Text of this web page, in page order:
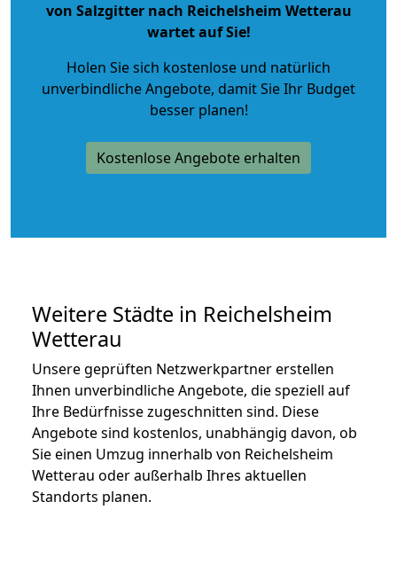
von Salzgitter nach Reichelsheim Wetterau
wartet auf Sie!
Holen Sie sich kostenlose und natürlich
unverbindliche Angebote, damit Sie Ihr Budget
besser planen!
Kostenlose Angebote erhalten
Weitere Städte in Reichelsheim
Wetterau
Unsere geprüften Netzwerkpartner erstellen
Ihnen unverbindliche Angebote, die speziell auf
Ihre Bedürfnisse zugeschnitten sind. Diese
Angebote sind kostenlos, unabhängig davon, ob
Sie einen Umzug innerhalb von Reichelsheim
Wetterau oder außerhalb Ihres aktuellen
Standorts planen.